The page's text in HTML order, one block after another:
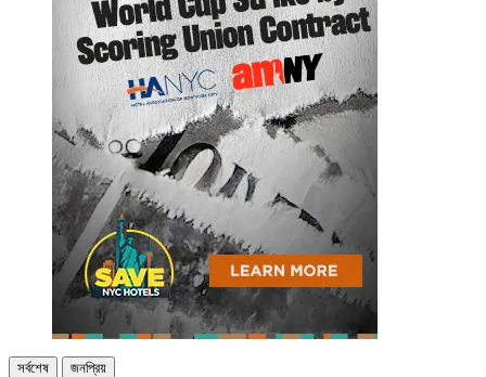
সর্বশেষ জনপ্রিয়